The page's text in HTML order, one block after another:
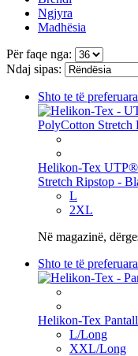
Ngjyra
Madhësia
Për faqe nga:
Ndaj sipas:
Shto te të
Helikon-Tex UTP®
Stretch Ripstop -
L
2XL
Në magazinë,
Shto te të
Helikon-Tex
L/Long
XXL/Long